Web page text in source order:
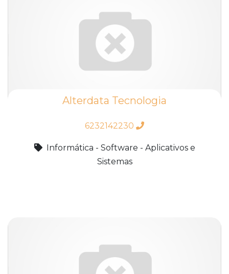
Alterdata Tecnologia
6232142230
Informática - Software - Aplicativos e
Sistemas